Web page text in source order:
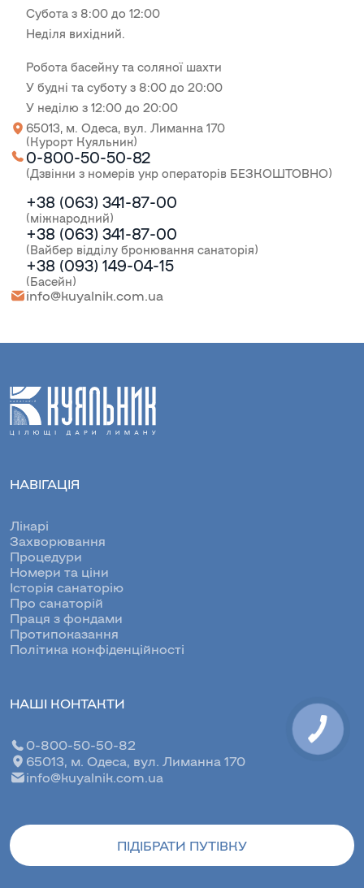
Субота з 8:00 до 12:00
Неділя вихідний.
Робота басейну та соляної шахти
У будні та суботу з 8:00 до 20:00
У неділю з 12:00 до 20:00
65013, м. Одеса, вул. Лиманна 170
(Курорт Куяльник)
0-800-50-50-82
(Дзвінки з номерів укр операторів БЕЗКОШТОВНО)
+38 (063) 341-87-00
(міжнародний)
+38 (063) 341-87-00
(Вайбер відділу бронювання санаторія)
+38 (093) 149-04-15
(Басейн)
info@kuyalnik.com.ua
НАВІГАЦІЯ
Лікарі
Захворювання
Процедури
Номери та ціни
Історія санаторію
Про санаторій
Праця з фондами
Протипоказання
Політика конфіденційності
НАШІ КОНТАКТИ
0-800-50-50-82
65013, м. Одеса, вул. Лиманна 170
info@kuyalnik.com.ua
ПІДІБРАТИ ПУТІВКУ